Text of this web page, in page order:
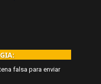
falsa para enviar